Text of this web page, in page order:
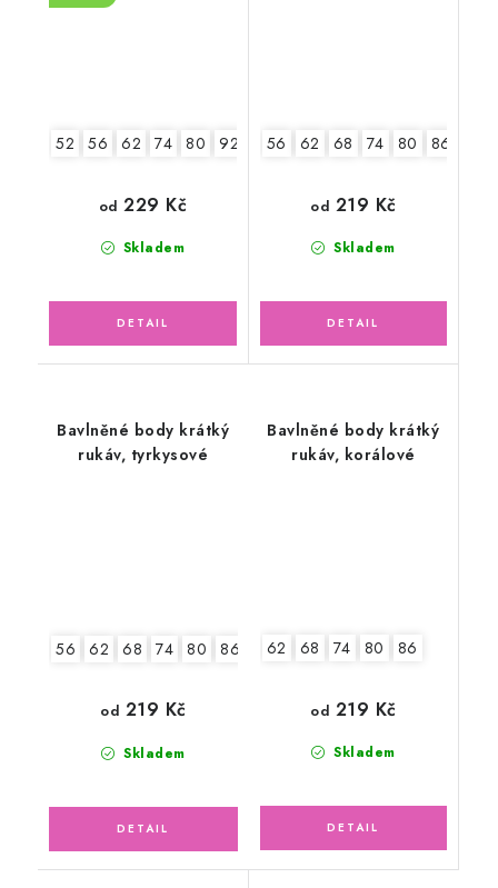
52 56 62 74 80 92
Skladem
od 229 Kč
56 62 68 74 80 86
Skladem
od 219 Kč
Bavlněné body krátký
rukáv, tyrkysové
56 62 68 74 80 86 92
Skladem
od 219 Kč
Bavlněné body krátký
rukáv, korálové
62 68 74 80 86
Skladem
od 219 Kč